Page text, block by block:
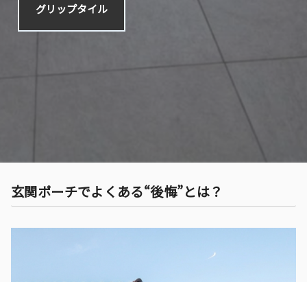
グリップタイル
玄関ポーチでよくある“後悔”とは？